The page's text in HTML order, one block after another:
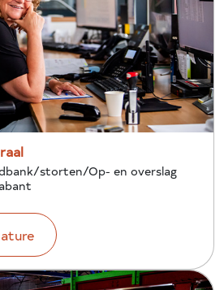
storten/Op- en overslag